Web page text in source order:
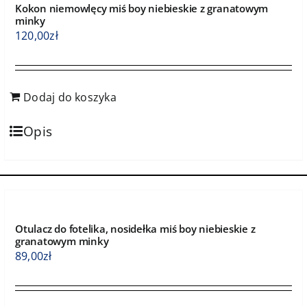
Kokon niemowlęcy miś boy niebieskie z granatowym
minky
120,00zł
Dodaj do koszyka
Opis
Otulacz do fotelika, nosidełka miś boy niebieskie z
granatowym minky
89,00zł